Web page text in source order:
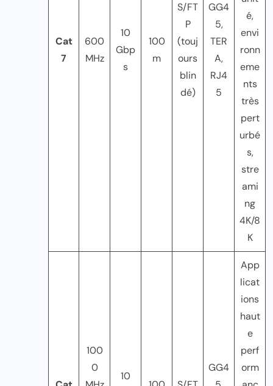
Cat
7
600
MHz
10
Gbp
s
100
m
S/FT
P
(touj
ours
blin
dé)
GG4
5,
TER
A,
RJ4
5
é,
envi
ronn
eme
nts
très
pert
urbé
s,
stre
ami
ng
4K/8
K
100
0
10
GG4
App
licat
ions
haut
e
perf
orm